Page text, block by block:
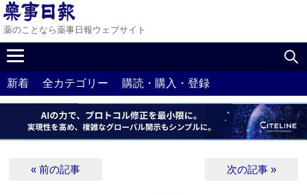
薬のことなら薬事日報ウェブサイト
新着 全カテゴリー 購読・購入・登録
« 前の記事 次の記事 »